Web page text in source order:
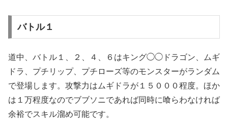
バトル１
道中、バトル１、２、４、６はキング◯◯ドラゴン、ムギ
ドラ、プチリップ、プチローズ等のモンスターがランダム
で登場します。攻撃力はムギドラが１５０００程度。ほか
は１万程度なのでブブソニであれば同時に喰らわなければ
余裕でスキル溜め可能です。